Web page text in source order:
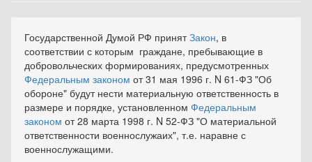
Государственной Думой РФ принятЗакон, в
соответствии с которым граждане, пребывающие в
добровольческих формированиях, предусмотренных
Федеральным законом от 31 мая 1996 г. N 61-ФЗ "Об
обороне" будут нести материальную ответственность в
размере и порядке, установленном Федеральным
законом от 28 марта 1998 г. N 52-ФЗ "О материальной
ответственности военнослужаих", т.е. наравне с
военнослужащими.